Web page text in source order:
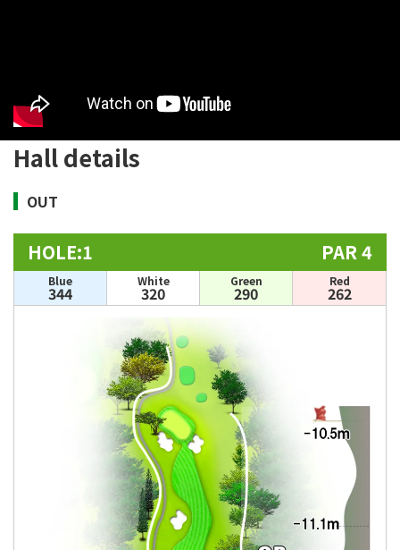
Hall details
OUT
HOLE:1 PAR 4
Blue
344
White
320
Green
290
Red
262